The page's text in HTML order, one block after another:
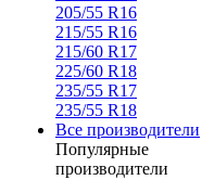
205/55 R16
215/55 R16
215/60 R17
225/60 R18
235/55 R17
235/55 R18
Все производители
Популярные
производители